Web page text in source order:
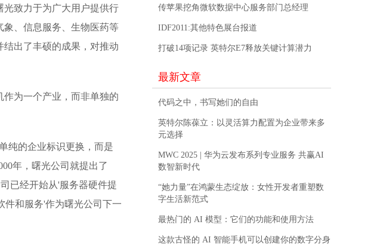
致力于为广大用户提供行
象、信息服务、生物医药等
出了丰硕的成果，对推动
为一个产业，而非单独的
纯的企业标识更换，而是
年，曙光公司就提出了
已经开始从'服务器硬件提
件和服务'作为曙光公司下一
传苹果挖角微软数据中心服务部门总经理
IDF2011:其他特色展台报道
打破14项记录 英特尔E7释放关键计算潜力
最新文章
代码之中，书写她们的自由
英特尔陈葆立：以灵活算力配置为企业带来多
元选择
MWC 2025 | 华为云发布系列专业服务 共赢AI
数智新时代
“她力量”在鸿蒙生态绽放：女性开发者重塑数
字生活新范式
最热门的 AI 模型：它们的功能和使用方法
这款古怪的 AI 智能手机可以创建你的数字分身